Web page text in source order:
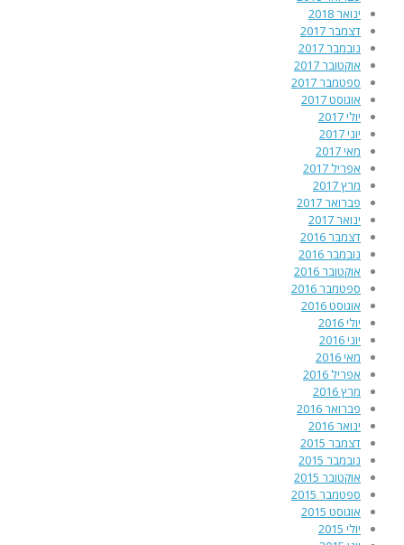
ינואר 2018
דצמבר 2017
נובמבר 2017
אוקטובר 2017
ספטמבר 2017
אוגוסט 2017
יולי 2017
יוני 2017
מאי 2017
אפריל 2017
מרץ 2017
פברואר 2017
ינואר 2017
דצמבר 2016
נובמבר 2016
אוקטובר 2016
ספטמבר 2016
אוגוסט 2016
יולי 2016
יוני 2016
מאי 2016
אפריל 2016
מרץ 2016
פברואר 2016
ינואר 2016
דצמבר 2015
נובמבר 2015
אוקטובר 2015
ספטמבר 2015
אוגוסט 2015
יולי 2015